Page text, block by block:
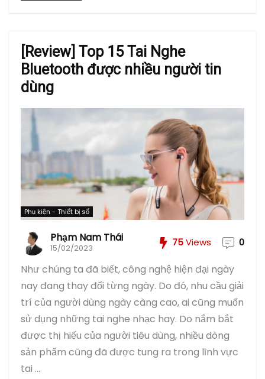
[Review] Top 15 Tai Nghe
Bluetooth được nhiều người tin
dùng
Phụ kiện - Thiết bị số
Phạm Nam Thái
15/02/2023 75Views 0
Như chúng ta đã biết, công nghệ hiện đại ngày
nay đang thay đổi từng ngày. Do đó, nhu cầu giải
trí của người dùng ngày càng cao, ai cũng muốn
sử dụng những tai nghe nhạc hay. Do nắm bắt
được thị hiếu của người tiêu dùng, nhiều dòng
sản phẩm cũng đã được tung ra trong lĩnh vực
tai ...